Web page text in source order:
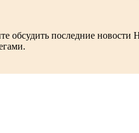
обсудить последние новости